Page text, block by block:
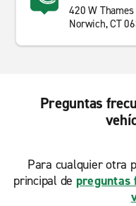
420 W
Norwich, CT
Preguntas
Para cualquier otra
principal de